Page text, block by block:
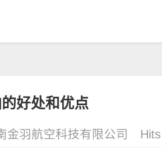
好处和优点
金羽航空科技有限公司 Hits